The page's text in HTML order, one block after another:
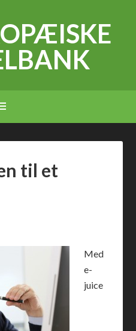
til et
Med
e-
juice